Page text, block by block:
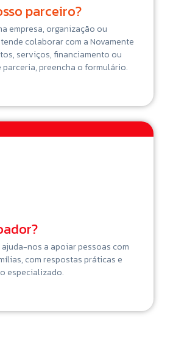
parceiro?
empresa, organização ou
colaborar com a Novamente
serviços, financiamento ou
preencha o formulário.
nos a apoiar pessoas com
com respostas práticas e
especializado.